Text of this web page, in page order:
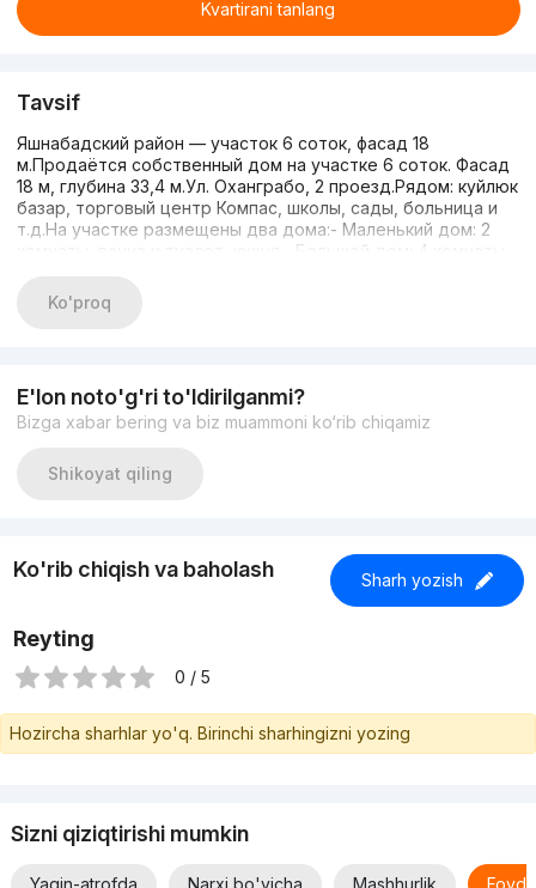
Kvartirani tanlang
Tavsif
Яшнабадский район — участок 6 соток, фасад 18
м.Продаётся собственный дом на участке 6 соток. Фасад
18 м, глубина 33,4 м.Ул. Оханграбо, 2 проезд.Рядом: куйлюк
базар, торговый центр Компас, школы, сады, больница и
т.д.На участке размещены два дома:- Маленький дом: 2
комнаты, ванна и туалет, кухня.- Большой дом: 4 комнаты,
маленьком доме и одновременно постепенно строить
дом на второй половине участка — для тех, кто хочет
+998903238669Цена: 140.000. Срочно, договорная
Ko'proq
E'lon noto'g'ri to'ldirilganmi?
Bizga xabar bering va biz muammoni ko‘rib chiqamiz
Shikoyat qiling
Ko'rib chiqish va baholash Sharh yozish
Reyting
0 / 5
Hozircha sharhlar yo'q. Birinchi sharhingizni yozing
Sizni qiziqtirishi mumkin
Yaqin-atrofda Narxi bo'yicha Mashhurlik